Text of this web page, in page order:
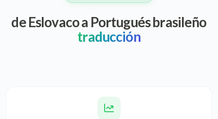
de Eslovaco a Portugués brasileño
traducción